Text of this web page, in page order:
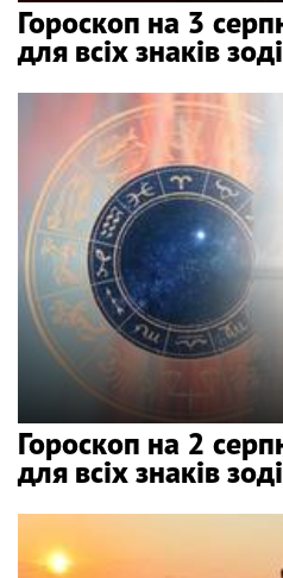
Гороскоп на 3
для всіх знаків
Гороскоп на 2
для всіх знаків